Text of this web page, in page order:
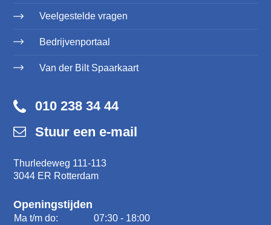
Veelgestelde vragen
Bedrijvenportaal
Van der Bilt Spaarkaart
010 238 34 44
Stuur een e-mail
Thurledeweg 111-113
3044 ER Rotterdam
Openingstijden
Ma t/m do:
07:30 - 18:00